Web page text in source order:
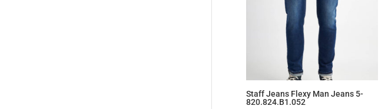
Staff Jeans Flexy Man Jeans 5-
820.824.B1.052